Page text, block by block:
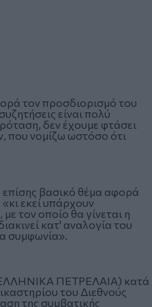
τον προσδιορισμό του
είναι πολύ
δεν έχουμε φτάσει
που νομίζω ωστόσο ότι
επίσης βασικό θέμα αφορά
εκεί υπάρχουν
τον οποίο θα γίνεται η
κατ' αναλογία του
συμφωνία».
ΕΛΛΗΝΙΚΑ ΠΕΤΡΕΛΑΙΑ) κατά
του Διεθνούς
της συμβατικής